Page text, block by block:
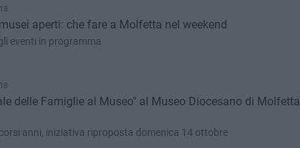
aperti: che fare a Molfetta nel weekend
eventi in programma
delle Famiglie al Museo" al Museo Diocesano di Molfetta
anni, iniziativa riproposta domenica 14 ottobre